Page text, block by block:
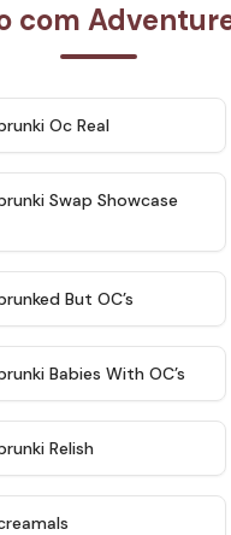
com
Oc Real
★ 4.6
Swap Showcase
But OC’s
★ 4.8
Babies With OC’s
Relish